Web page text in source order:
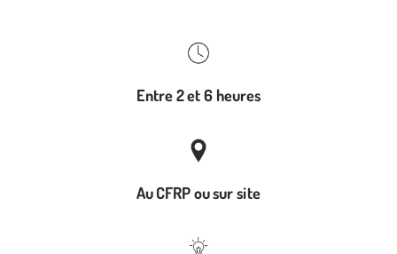
Entre 2 et 6 heures
Au CFRP ou sur site